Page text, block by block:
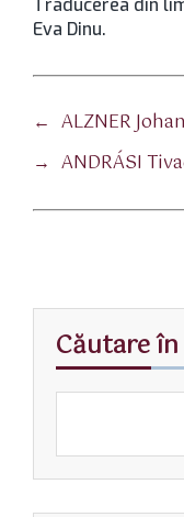
Traducerea din
Eva Dinu.
← ALZNER
→ ANDRÁSI
Căutare